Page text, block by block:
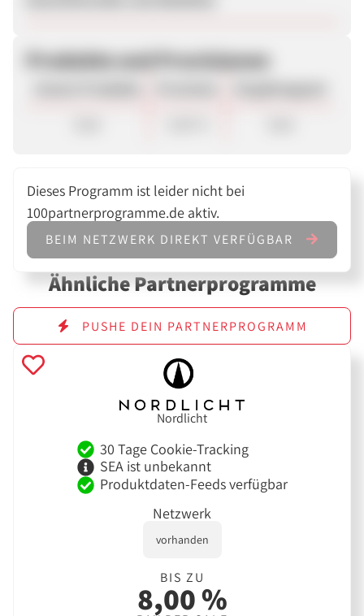
Produkte und Provisionen
Dieses Programm ist leider nicht bei
100partnerprogramme.de aktiv.
BEIM NETZWERK DIREKT VERFÜGBAR
Ähnliche Partnerprogramme
PUSHE DEIN PARTNERPROGRAMM
Nordlicht
30 Tage Cookie-Tracking
SEA ist unbekannt
Produktdaten-Feeds verfügbar
Netzwerk
vorhanden
BIS ZU
8,00 %